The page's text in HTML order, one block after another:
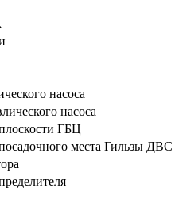
насоса
насоса
ГБЦ
места Гильзы ДВС